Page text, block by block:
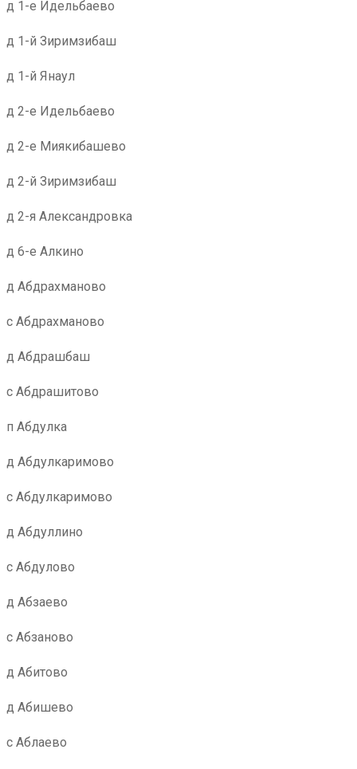
д 1-е Идельбаево
д 1-й Зиримзибаш
д 1-й Янаул
д 2-е Идельбаево
д 2-е Миякибашево
д 2-й Зиримзибаш
д 2-я Александровка
д 6-е Алкино
д Абдрахманово
с Абдрахманово
д Абдрашбаш
с Абдрашитово
п Абдулка
д Абдулкаримово
с Абдулкаримово
д Абдуллино
с Абдулово
д Абзаево
с Абзаново
д Абитово
д Абишево
с Аблаево